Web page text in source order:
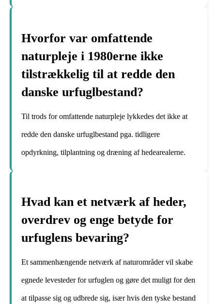
Hvorfor var omfattende
naturpleje i 1980erne ikke
tilstrækkelig til at redde den
danske urfuglbestand?
Til trods for omfattende naturpleje lykkedes det ikke at
redde den danske urfuglbestand pga. tidligere
opdyrkning, tilplantning og dræning af hedearealerne.
Hvad kan et netværk af heder,
overdrev og enge betyde for
urfuglens bevaring?
Et sammenhængende netværk af naturområder vil skabe
egnede levesteder for urfuglen og gøre det muligt for den
at tilpasse sig og udbrede sig, især hvis den tyske bestand